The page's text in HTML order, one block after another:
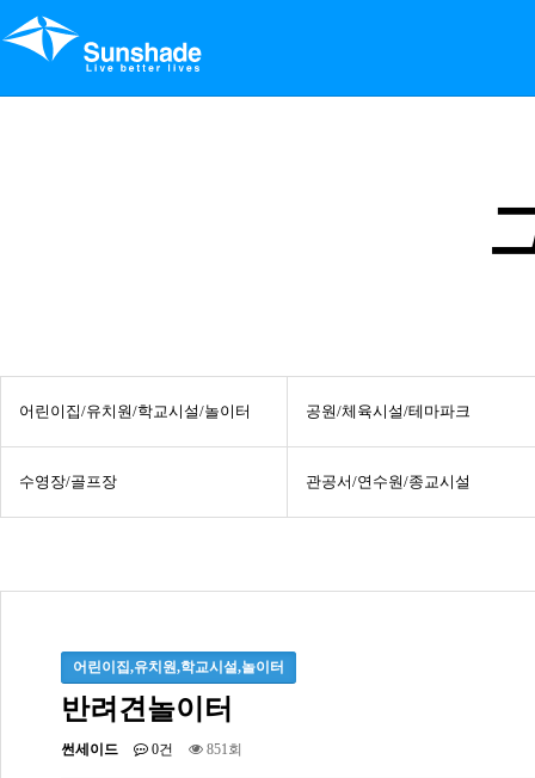
어린이집/유치원/학교시설/놀이터 공원/체육시설/테마파크
수영장/골프장 관공서/연수원/종교시설
어린이집,유치원,학교시설,놀이터
반려견놀이터
썬세이드 0건 851회